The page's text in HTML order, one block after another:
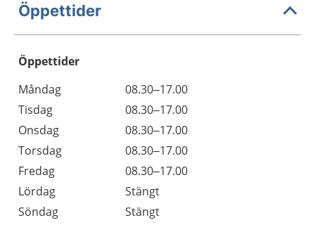
Öppettider
Öppettider
Dag
Öppettider
Kommentarer
Måndag
08.30–17.00
Tisdag
08.30–17.00
Onsdag
08.30–17.00
Torsdag
08.30–17.00
Fredag
08.30–17.00
Lördag
Stängt
Söndag
Stängt